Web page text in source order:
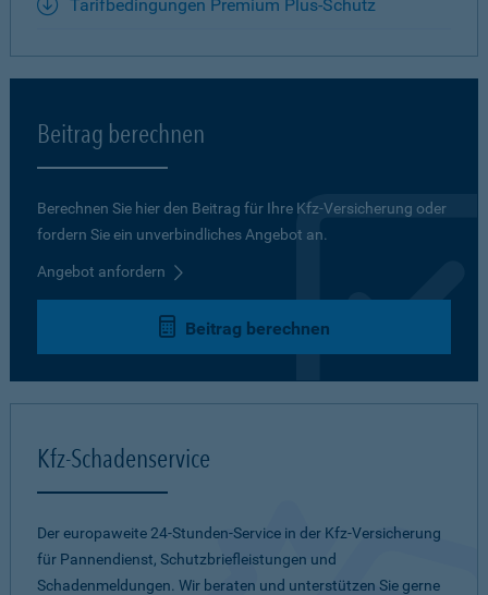
Tarifbedingungen Premium Plus-Schutz
Beitrag berechnen
Berechnen Sie hier den Beitrag für Ihre Kfz-Versicherung oder
fordern Sie ein unverbindliches Angebot an.
Angebot anfordern
Beitrag berechnen
Kfz-Schadenservice
Der europaweite 24-Stunden-Service in der Kfz-Versicherung
für Pannendienst, Schutzbriefleistungen und
Schadenmeldungen. Wir beraten und unterstützen Sie gerne